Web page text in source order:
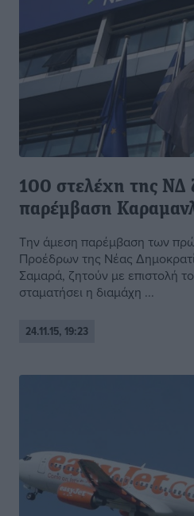
100 στελέχη της ΝΔ
παρέμβαση
Την άμεση παρέμβαση των
Προέδρων της Νέας
Σαμαρά, ζητούν με επιστολή
σταματήσει η διαμάχη ...
24.11.15, 19:23